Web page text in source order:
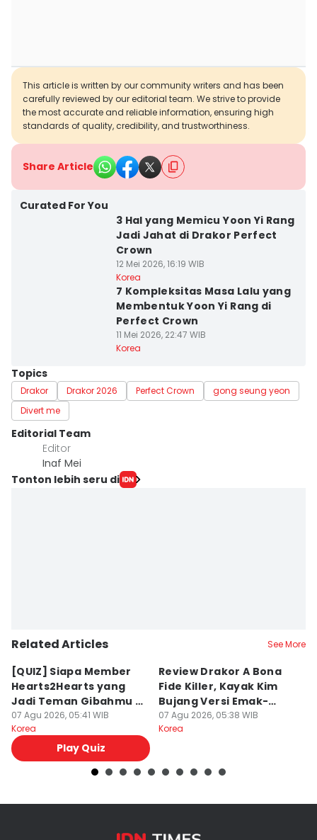
This article is written by our community writers and has been
carefully reviewed by our editorial team. We strive to provide
the most accurate and reliable information, ensuring high
standards of quality, credibility, and trustworthiness.
Share Article
Curated For You
3 Hal yang Memicu Yoon Yi Rang
Jadi Jahat di Drakor Perfect
Crown
12 Mei 2026, 16:19 WIB
Korea
7 Kompleksitas Masa Lalu yang
Membentuk Yoon Yi Rang di
Perfect Crown
11 Mei 2026, 22:47 WIB
Korea
Topics
Drakor Drakor 2026 Perfect Crown
gong seung yeon
Divert me
Editorial Team
Editor
Inaf Mei
Tonton lebih seru di
Related Articles See More
[QUIZ] Siapa Member
Hearts2Hearts yang
Jadi Teman Gibahmu di
Kelas?
07 Agu 2026, 05:41 WIB
Korea
Play Quiz
Review Drakor A Bona
Fide Killer, Kayak Kim
Bujang Versi Emak-
Emak!
07 Agu 2026, 05:38 WIB
Korea